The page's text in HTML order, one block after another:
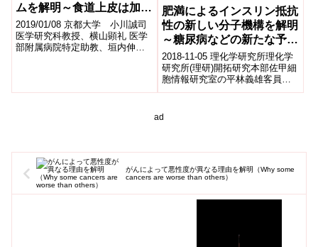
ムを解明～食道上皮は加齢
に伴いがん遺伝子の変異を
獲得した細胞で再構築され
る～
2019/01/08 京都大学 小川誠司
医学研究科教授、横山顕礼 医学
部附属病院特定助教、垣内伸之
肥満によるインスリン抵抗
性の新しい分子機構を解明
～糖尿病などの新たな予
防・治療法に貢献～
2018-11-05 理化学研究所理化学
研究所(理研)開拓研究本部佐甲細
胞情報研究室の平林義雄客員主
幹研究員、脳神経科学研究セン
金然...
ad
がんによって悪性度が異なる理由を解明（Why some
cancers are worse than others）